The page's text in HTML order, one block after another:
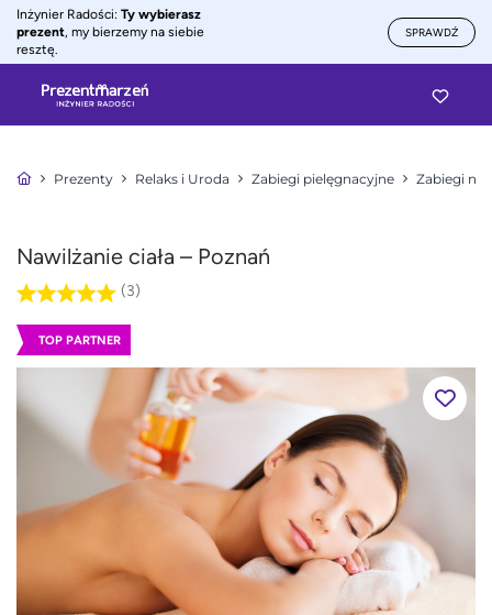
Inżynier Radości: Ty wybierasz
prezent, my bierzemy na siebie
resztę.
SPRAWDŹ
Prezenty Relaks i Uroda Zabiegi pielęgnacyjne Zabiegi na
Nawilżanie ciała – Poznań
(3)
TOP PARTNER